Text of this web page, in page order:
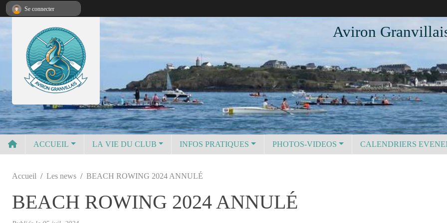
Aviron
ACCUEIL LA VIE DU CLUB INFOS PRATIQUES PHOTOS-VIDEOS CALENDRIERS
Accueil Les news BEACH ROWING 2024 ANNULÉ
BEACH ROWING 2024 ANNULÉ
Se connecter
Panneau de gestion des cookies